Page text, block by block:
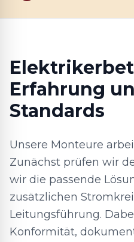
Erfahrung
Standards
Unsere Monteure
Zunächst prüfen wir
wir die passende
zusätzlichen
Leitungsführung.
Konformität,